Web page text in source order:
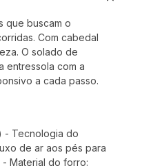
que buscam o
Com cabedal
O solado de
entressola com a
a cada passo.
- Tecnologia do
de ar aos pés para
Material do forro: